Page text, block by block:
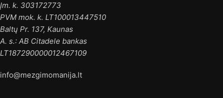
Įm. k. 303172773
PVM mok. k. LT100013447510
Baltų Pr. 137, Kaunas
A. s.: AB Citadele bankas
LT187290000012467109
info@mezgimomanija.lt